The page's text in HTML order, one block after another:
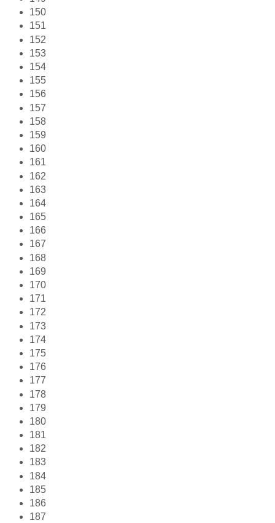
150
151
152
153
154
155
156
157
158
159
160
161
162
163
164
165
166
167
168
169
170
171
172
173
174
175
176
177
178
179
180
181
182
183
184
185
186
187